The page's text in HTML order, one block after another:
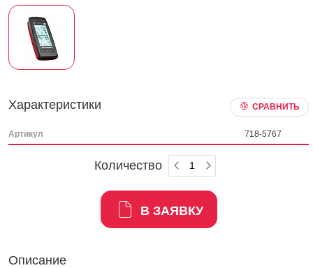
Характеристики СРАВНИТЬ
Артикул 718-5767
Количество
В ЗАЯВКУ
Описание